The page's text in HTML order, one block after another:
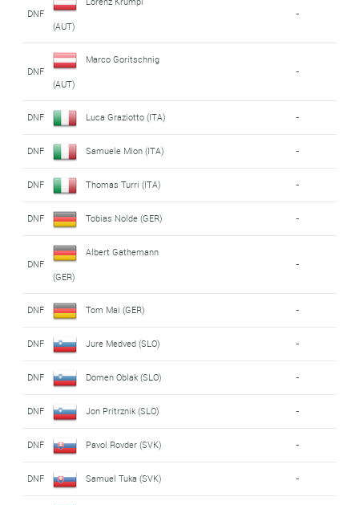
DNF
(AUT)
-
DNF
Marco Goritschnig
(AUT)
-
DNF Luca Graziotto (ITA) -
DNF Samuele Mion (ITA) -
DNF Thomas Turri (ITA) -
DNF Tobias Nolde (GER) -
DNF
Albert Gathemann
(GER)
-
DNF Tom Mai (GER) -
DNF Jure Medved (SLO) -
DNF Domen Oblak (SLO) -
DNF Jon Pritrznik (SLO) -
DNF Pavol Rovder (SVK) -
DNF Samuel Tuka (SVK) -